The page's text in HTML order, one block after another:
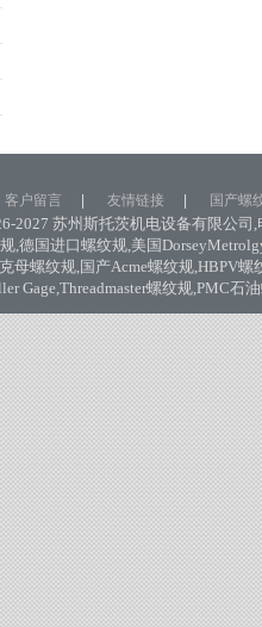
2027苏州斯托茨机电设备有限公司 ,
,德国进口螺纹规,美国
母螺纹规,国产Acme螺纹规,HBPV螺
Gage,Threadmaster螺纹规,PMC石
客户留言 友情链接 国产螺